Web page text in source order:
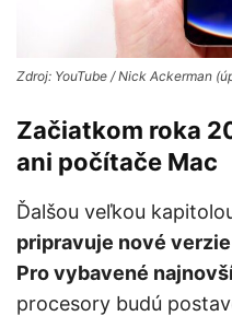
Zdroj: YouTube / Nick Ackerman
Začiatkom roka
ani počítače Mac
Ďalšou veľkou
pripravuje nové
Pro vybavené
procesory budú